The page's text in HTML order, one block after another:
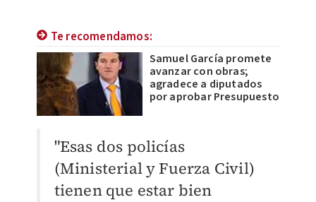
Te recomendamos:
Samuel García promete
avanzar con obras;
agradece a diputados
por aprobar Presupuesto
"Esas dos policías
(Ministerial y Fuerza Civil)
tienen que estar bien